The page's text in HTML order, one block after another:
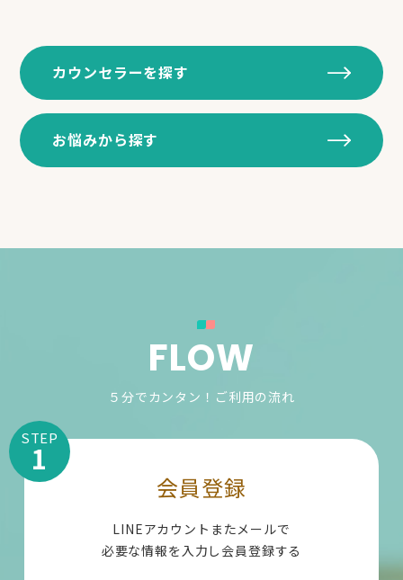
カウンセラーを探す
お悩みから探す
FLOW
５分でカンタン！ご利用の流れ
STEP
1
会員登録
LINEアカウントまたメールで
必要な情報を入力し会員登録する